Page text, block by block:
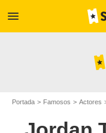
menu
Portada Famosos Actores